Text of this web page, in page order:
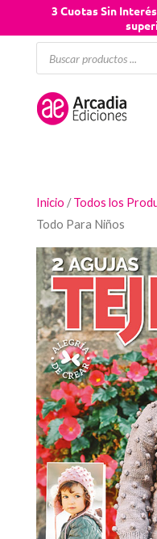
3 Cuotas Sin
Búsqueda
productos
Inicio /Todos los
Todo Para Niños